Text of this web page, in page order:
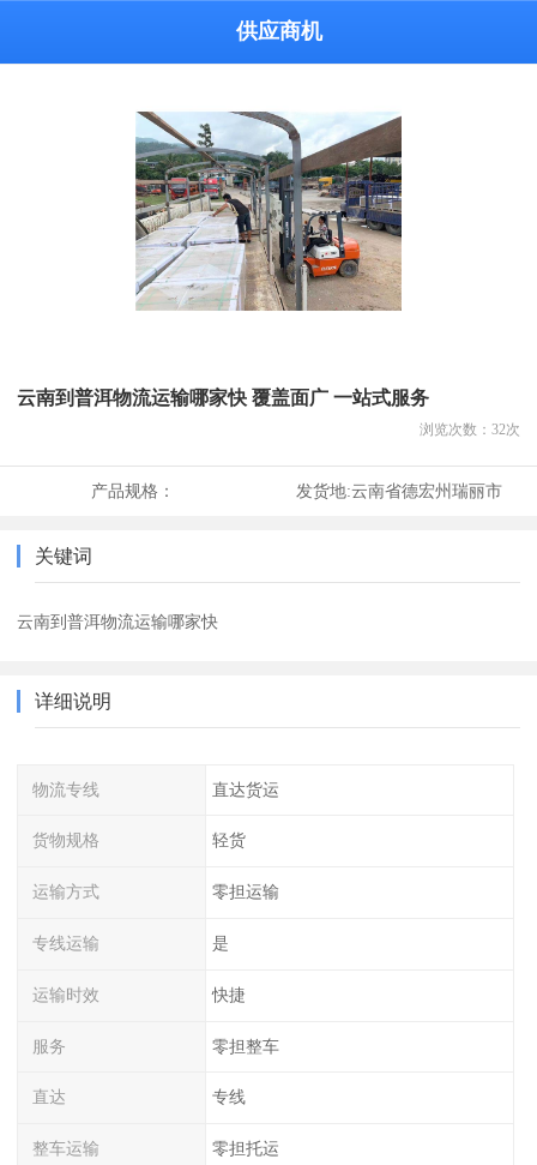
供应商机
云南到普洱物流运输哪家快 覆盖面广 一站式服务
浏览次数： 32次
产品规格： 发货地:云南省德宏州瑞丽市
关键词
云南到普洱物流运输哪家快
详细说明
物流专线 直达货运
货物规格 轻货
运输方式 零担运输
专线运输 是
运输时效 快捷
服务 零担整车
直达 专线
整车运输 零担托运